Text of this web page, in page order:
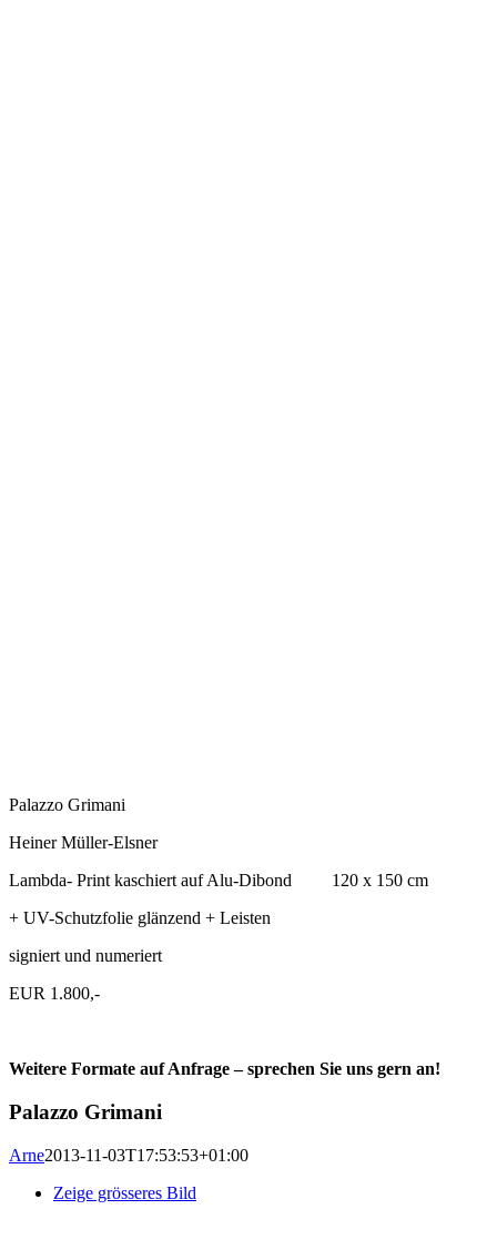
Palazzo Grimani
Heiner Müller-Elsner
Lambda- Print kaschiert auf Alu-Dibond 120 x 150 cm
+ UV-Schutzfolie glänzend + Leisten
signiert und numeriert
EUR 1.800,-
Weitere Formate auf Anfrage – sprechen Sie uns gern an!
Palazzo Grimani
Arne2013-11-03T17:53:53+01:00
Zeige grösseres Bild